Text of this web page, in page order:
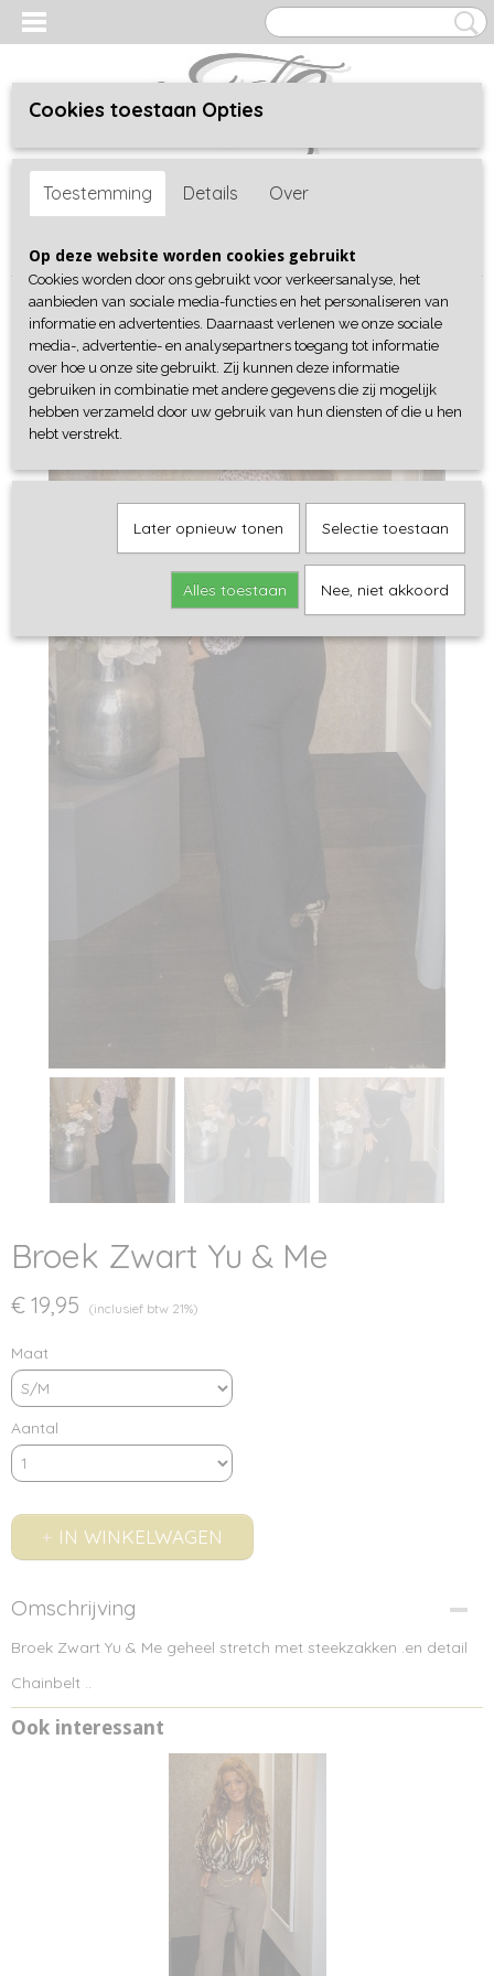
Inloggen Registreren
Home >Shop>Collectie>Broeken / jeans> Broek Zwart Yu & Me
Broek Zwart Yu & Me
€ 19,95 (inclusief btw 21%)
Maat
Aantal
IN WINKELWAGEN
Omschrijving
Broek Zwart Yu & Me geheel stretch met steekzakken .en detail
Chainbelt ..
Ook interessant
Cookies toestaan Opties
Toestemming Details Over
Op deze website worden cookies gebruikt
Cookies worden door ons gebruikt voor verkeersanalyse, het
aanbieden van sociale media-functies en het personaliseren van
informatie en advertenties. Daarnaast verlenen we onze sociale
media-, advertentie- en analysepartners toegang tot informatie
over hoe u onze site gebruikt. Zij kunnen deze informatie
gebruiken in combinatie met andere gegevens die zij mogelijk
hebben verzameld door uw gebruik van hun diensten of die u hen
hebt verstrekt.
Later opnieuw tonen Selectie toestaan
Alles toestaan Nee, niet akkoord